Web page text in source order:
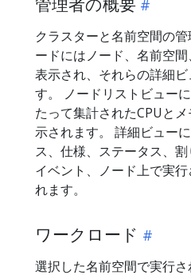
クラスターと名前空間の
ードにはノード、名前空
表示され、それらの詳細
す。 ノードリストビュー
たって集計されたCPUと
示されます。 詳細ビュー
ス、仕様、ステータス、割
イベント、ノード上で実
れます。
ワークロード
選択した名前空間で実行